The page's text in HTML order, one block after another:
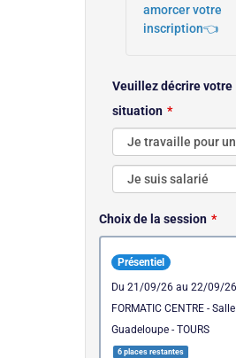
amorcer votre
inscription👈
Veuillez décrire votre
situation
Choix de la session
Présentiel
du 21/09/26 au 22/09/26 -
FORMATIC CENTRE - Salle
Guadeloupe - TOURS
6 places restantes